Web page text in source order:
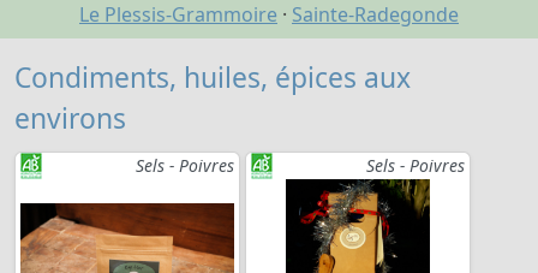
Le Plessis-Grammoire · Sainte-Radegonde
Condiments, huiles, épices aux
environs
Sels - Poivres Sels - Poivres